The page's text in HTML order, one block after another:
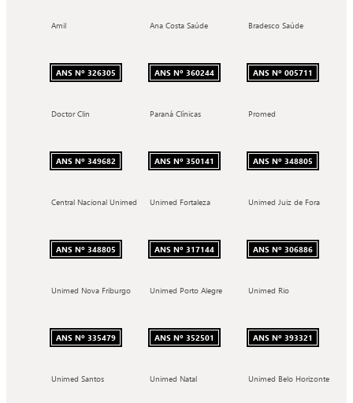
Amil
ANS Nº 326305
Ana Costa Saúde
ANS Nº 360244
Bradesco Saúde
ANS Nº 005711
Doctor Clin
ANS Nº 349682
Paraná Clínicas
ANS Nº 350141
Promed
ANS Nº 348805
Central Nacional Unimed
ANS Nº 348805
Unimed Fortaleza
ANS Nº 317144
Unimed Juiz de Fora
ANS Nº 306886
Unimed Nova Friburgo
ANS Nº 335479
Unimed Porto Alegre
ANS Nº 352501
Unimed Rio
ANS Nº 393321
Unimed Santos Unimed Natal Unimed Belo Horizonte